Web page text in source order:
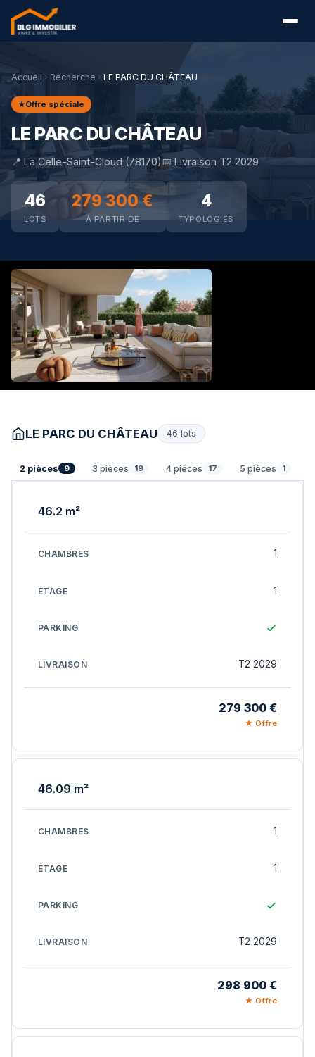
Accueil Recherche LE PARC DU CHÂTEAU
Offre spéciale
LE PARC DU CHÂTEAU
📍 La Celle-Saint-Cloud (78170)📅 Livraison T2 2029
46
LOTS
279 300 €
À PARTIR DE
4
TYPOLOGIES
LE PARC DU CHÂTEAU 46 lots
2 pièces 9 3 pièces 19 4 pièces 17 5 pièces 1
46.2 m²
1
1
T2 2029
279 300 €
★ Offre
46.09 m²
1
1
T2 2029
298 900 €
★ Offre